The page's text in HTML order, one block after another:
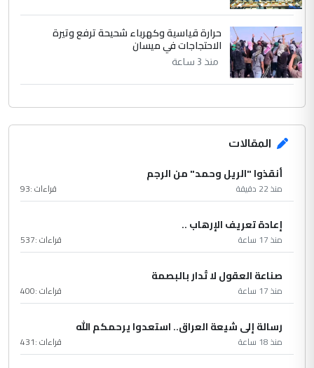
حرارة قياسية وكهرباء شحيحة ترفع وتيرة
الاحتجاجات في ميسان
منذ 3 ساعة
المقالات
أنقذوا "الريل وحمد" من الرجم
منذ 22 دقيقة قراءات :93
إعادة تعريف الإرهاب ..
منذ 17 ساعة قراءات :537
صناعة العقول لا تُدار بالبصمة
منذ 17 ساعة قراءات :400
رسالة إلى شيعة العراق.. استعدوا يرحمكم الله
منذ 18 ساعة قراءات :431